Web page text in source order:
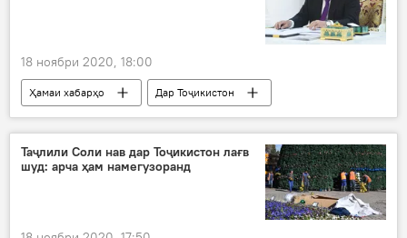
18 ноябри 2020, 18:00
Ҳамаи хабарҳо
Дар Тоҷикистон
Рӯйдод, ҷиноят ва ҳолатҳои фавқулода
ҳамдардӣ
ҲХДТ
Таҷлили Соли нав дар Тоҷикистон лағв
шуд: арча ҳам намегузоранд